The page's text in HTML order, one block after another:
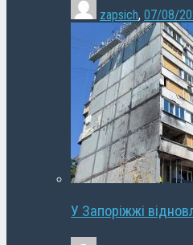
zapsich, 07/08/
У Запоріжжі